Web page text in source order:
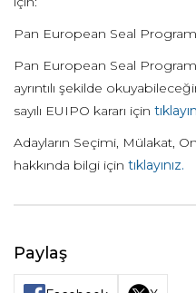
Pan European Seal
Pan European Seal
ayrıntılı şekilde
sayılı EUIPO kararı için tıklayın
Adayların Seçimi, Mülakat,
hakkında bilgi için tıklayınız.
Paylaş